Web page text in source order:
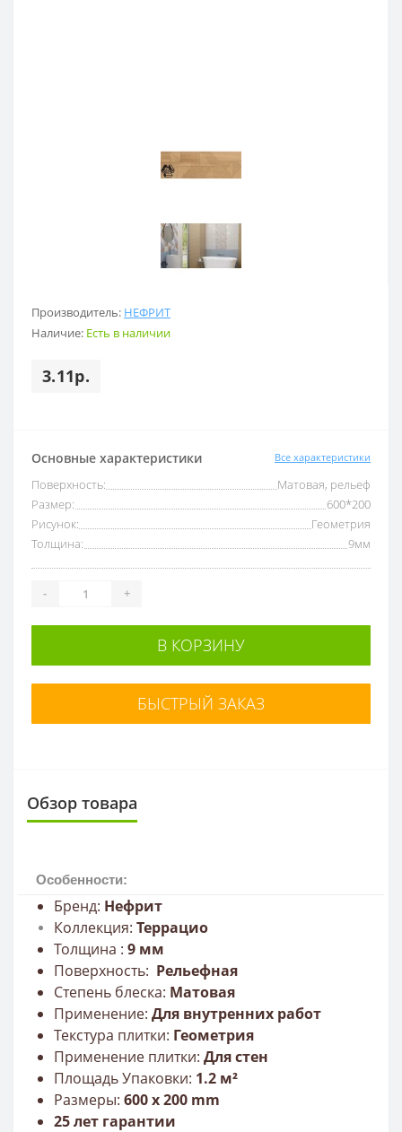
Производитель: НЕФРИТ
Наличие: Есть в наличии
3.11р.
Основные характеристики Все характеристики
Поверхность:
Матовая, рельеф
Размер:
600*200
Рисунок:
Геометрия
Толщина:
9мм
- +
В КОРЗИНУ
БЫСТРЫЙ ЗАКАЗ
Обзор товара
Особенности:
Бренд: Нефрит
Коллекция: Террацио
Толщина : 9 мм
Поверхность: Рельефная
Степень блеска: Матовая
Применение: Для внутренних работ
Текстура плитки: Геометрия
Применение плитки: Для стен
Площадь Упаковки: 1.2 м²
Размеры: 600 x 200 mm
25 лет гарантии